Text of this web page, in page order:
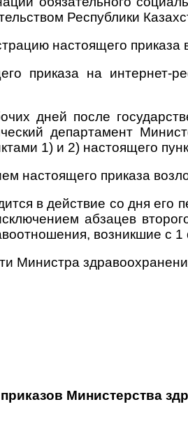
Республики
настоящего
приказа на интернет-
дней после
департамент
1) и 2) настоящего
настоящего приказа
в действие со дня его
абзацев
возникшие с 1
Министра
Министерства